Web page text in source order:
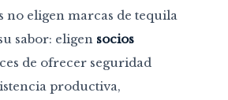
no eligen marcas de tequila
sabor: eligen socios
de ofrecer seguridad
productiva,